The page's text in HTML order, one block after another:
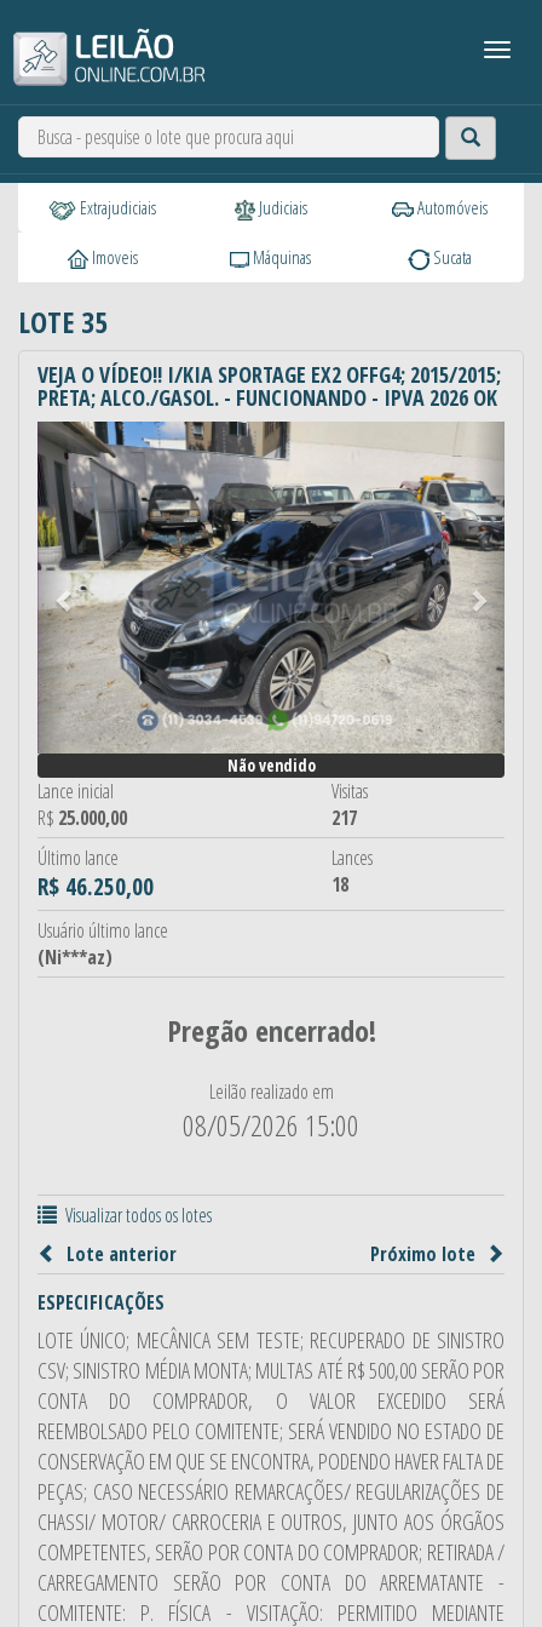
Extrajudiciais Judiciais Automóveis
Imoveis Máquinas Sucata
LOTE 35
VEJA O VÍDEO!! I/KIA SPORTAGE EX2 OFFG4; 2015/2015;
PRETA; ALCO./GASOL. - FUNCIONANDO - IPVA 2026 OK
Anterior
Não vendido
Lance inicial
R$ 25.000,00
Visitas
217
Último lance
R$ 46.250,00
Lances
18
Usuário último lance
(Ni***az)
Pregão encerrado!
Leilão realizado em
08/05/2026 15:00
Visualizar todos os lotes
Lote anterior
Próximo lote
ESPECIFICAÇÕES
LOTE ÚNICO; MECÂNICA SEM TESTE; RECUPERADO DE SINISTRO
CSV; SINISTRO MÉDIA MONTA; MULTAS ATÉ R$ 500,00 SERÃO POR
CONTA DO COMPRADOR, O VALOR EXCEDIDO SERÁ
REEMBOLSADO PELO COMITENTE; SERÁ VENDIDO NO ESTADO DE
CONSERVAÇÃO EM QUE SE ENCONTRA, PODENDO HAVER FALTA DE
PEÇAS; CASO NECESSÁRIO REMARCAÇÕES/ REGULARIZAÇÕES DE
CHASSI/ MOTOR/ CARROCERIA E OUTROS, JUNTO AOS ÓRGÃOS
COMPETENTES, SERÃO POR CONTA DO COMPRADOR; RETIRADA /
CARREGAMENTO SERÃO POR CONTA DO ARREMATANTE -
COMITENTE: P. FÍSICA - VISITAÇÃO: PERMITIDO MEDIANTE